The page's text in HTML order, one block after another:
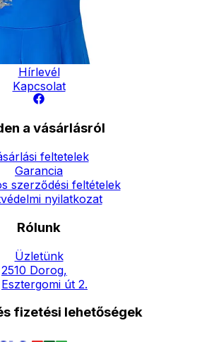
Hírlevél
Kapcsolat
a vásárlásról
feltetelek
Garancia
szerződési feltételek
nyilatkozat
Rólunk
Üzletünk
2510 Dorog,
Esztergomi út 2.
fizetési lehetőségek